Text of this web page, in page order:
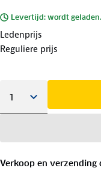
Levertijd: wordt
Ledenprijs
Reguliere prijs
Verkoop en verzending